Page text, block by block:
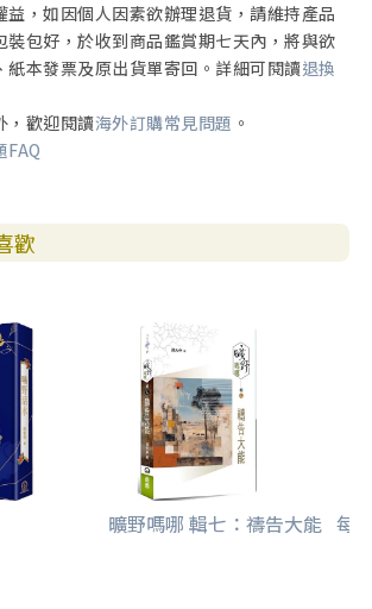
益，如因個人因素欲辦理退貨，請維持產品
裝包好，於收到商品鑑賞期七天內，將與欲
紙本發票及原出貨單寄回。詳細可閱讀退換
，歡迎閱讀海外訂購常見問題 。
FAQ
歡
曠野嗎哪 輯七：禱告大能 每